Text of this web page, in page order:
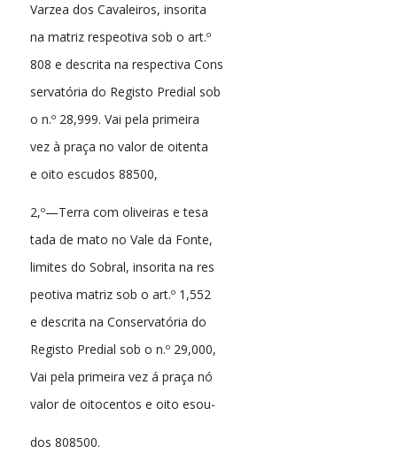
Varzea dos Cavaleiros, insorita
na matriz respeotiva sob o art.º
808 e descrita na respectiva Cons
servatória do Registo Predial sob
o n.º 28,999. Vai pela primeira
vez à praça no valor de oitenta
e oito escudos 88500,
2,º—Terra com oliveiras e tesa
tada de mato no Vale da Fonte,
limites do Sobral, insorita na res
peotiva matriz sob o art.º 1,552
e descrita na Conservatória do
Registo Predial sob o n.º 29,000,
Vai pela primeira vez á praça nó
valor de oitocentos e oito esou-
dos 808500.